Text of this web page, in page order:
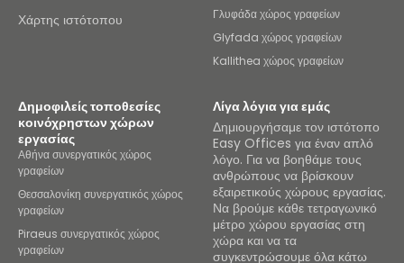
Χάρτης ιστότοπου
Γλυφάδα χώρος γραφείων
Glyfada χώρος γραφείων
Kallithea χώρος γραφείων
Δημοφιλείς τοποθεσίες
κοινόχρηστων χώρων
εργασίας
Αθήνα συνεργατικός χώρος
γραφείων
Θεσσαλονίκη συνεργατικός χώρος
γραφείων
Piraeus συνεργατικός χώρος
γραφείων
Λίγα λόγια για εμάς
Δημιουργήσαμε τον ιστότοπο
Easy Offices για έναν απλό
λόγο. Για να βοηθάμε τους
ανθρώπους να βρίσκουν
εξαιρετικούς χώρους εργασίας.
Να βρούμε κάθε τετραγωνικό
μέτρο χώρου εργασίας στη
χώρα και να τα
συγκεντρώσουμε όλα κάτω